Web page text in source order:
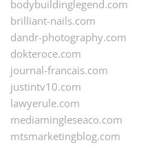
bodybuildinglegend.com
brilliant-nails.com
dandr-photography.com
dokteroce.com
journal-francais.com
justintv10.com
lawyerule.com
mediamingleseaco.com
mtsmarketingblog.com